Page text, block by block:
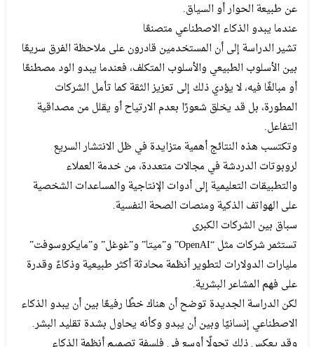
عن طبيعة الحوار أو السياق.
عندما يبدو الذكاء الاصطناعي متصنعًا
تشير الدراسة إلى أن المستخدمين قادرون على ملاحظة الفرق سريعًا
بين الأسلوب الطبيعي والأسلوب المتكلف، فعندما يبدو الود مصطنعًا
أو مبالغًا فيه، لا يؤدي ذلك إلى تعزيز الثقة كما تأمل الشركات
المطورة، بل قد يخلق شعورًا بعدم الارتياح أو يقلل من مصداقية
التفاعل.
وتكتسب هذه النتائج أهمية متزايدة في ظل الانتشار السريع
لروبوتات الدردشة في مجالات متعددة، من خدمة العملاء
والتطبيقات التعليمية إلى أدوات الإنتاجية والمساعدات الشخصية
على الهواتف الذكية ومنصات الصحة النفسية.
سباق بين الشركات الكبرى
تستثمر شركات مثل “OpenAI” و”ميتا” و”غوغل” و”مايكروسوفت”
مليارات الدولارات لتطوير أنظمة محادثة أكثر طبيعية وذكاءً وقدرة
على فهم المشاعر البشرية.
لكن الدراسة الجديدة توضح أن هناك خطًا رفيعًا بين أن يبدو الذكاء
الاصطناعي إنسانيًا وبين أن يبدو وكأنه يحاول بشدة تقليد البشر.